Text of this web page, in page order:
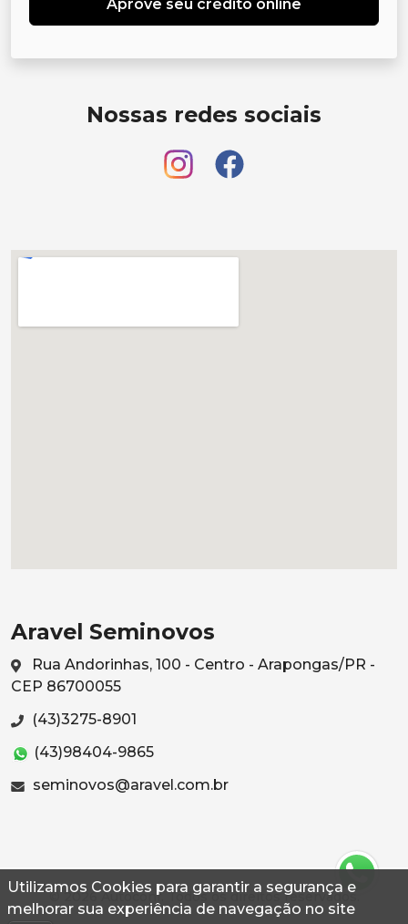
Utilizamos Cookies para garantir a segurança e
melhorar sua experiência de navegação no site
Aprove seu crédito online
Nossas redes sociais
Aravel Seminovos
Rua Andorinhas, 100 - Centro - Arapongas/PR -
CEP 86700055
(43)3275-8901
(43)98404-9865
seminovos@aravel.com.br
© 2026 Autoconf. Todos os direitos reservados.